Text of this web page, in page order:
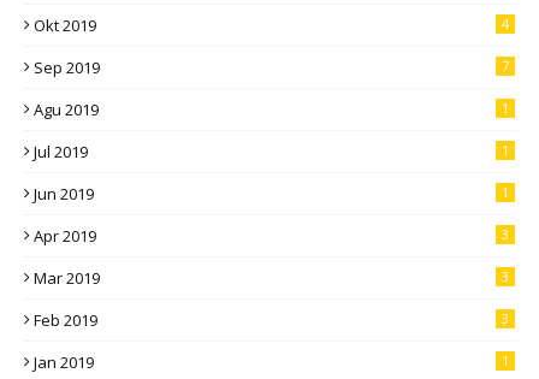
Okt 2019 4
Sep 2019 7
Agu 2019 1
Jul 2019 1
Jun 2019 1
Apr 2019 3
Mar 2019 3
Feb 2019 3
Jan 2019 1